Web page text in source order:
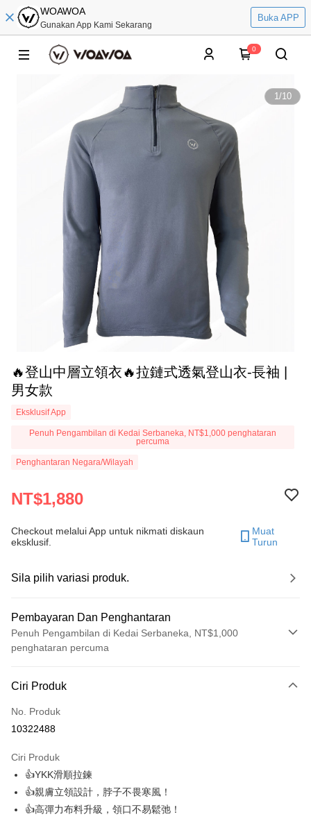
WOAWOA
Gunakan App Kami Sekarang
Buka APP
0
1/10
🔥登山中層立領衣🔥拉鏈式透氣登山衣-長袖 |
男女款
Eksklusif App
Penuh Pengambilan di Kedai Serbaneka, NT$1,000 penghataran
percuma
Penghantaran Negara/Wilayah
NT$1,880
Checkout melalui App untuk nikmati diskaun
eksklusif.
Muat
Turun
Sila pilih variasi produk.
Pembayaran Dan Penghantaran
Penuh Pengambilan di Kedai Serbaneka, NT$1,000
penghataran percuma
Kad Kredit (Bayaran Penuh)
Ansuran Kad Kredit
Taiwan Cooperative Bank
Hua Nan Commercial
Bank
Bank
The Shanghai
Bank Komersial Taipei
6 ansuran pada kadar faedah 0,
ansuran
Taiwan Cooperative Bank
Hua Nan Commercial Bank
Chang Hwa Commercial Bank
12 ansuran pada kadar faedah 0,
24 ansuran pada kadar faedah 0,
Ciri Produk
No. Produk
10322488
Ciri Produk
👍YKK滑順拉鍊
👍親膚立領設計，脖子不畏寒風！
👍高彈力布料升級，領口不易鬆弛！